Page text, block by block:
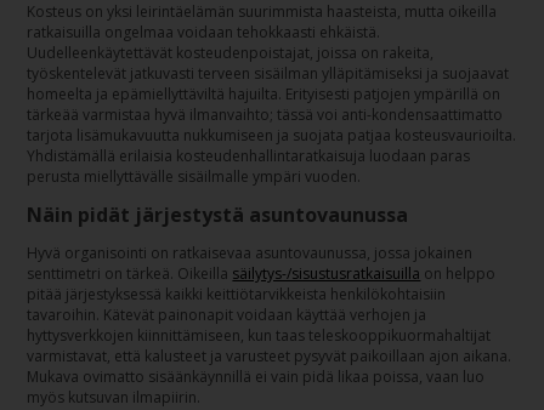
Kosteus on yksi leirintäelämän suurimmista haasteista, mutta oikeilla
ratkaisuilla ongelmaa voidaan tehokkaasti ehkäistä.
Uudelleenkäytettävät kosteudenpoistajat, joissa on rakeita,
työskentelevät jatkuvasti terveen sisäilman ylläpitämiseksi ja suojaavat
homeelta ja epämiellyttäviltä hajuilta. Erityisesti patjojen ympärillä on
tärkeää varmistaa hyvä ilmanvaihto; tässä voi anti-kondensaattimatto
tarjota lisämukavuutta nukkumiseen ja suojata patjaa kosteusvaurioilta.
Yhdistämällä erilaisia kosteudenhallintaratkaisuja luodaan paras
perusta miellyttävälle sisäilmalle ympäri vuoden.
Näin pidät järjestystä asuntovaunussa
Hyvä organisointi on ratkaisevaa asuntovaunussa, jossa jokainen
senttimetri on tärkeä. Oikeilla säilytys-/sisustusratkaisuilla on helppo
pitää järjestyksessä kaikki keittiötarvikkeista henkilökohtaisiin
tavaroihin. Kätevät painonapit voidaan käyttää verhojen ja
hyttysverkkojen kiinnittämiseen, kun taas teleskooppikuormahaltijat
varmistavat, että kalusteet ja varusteet pysyvät paikoillaan ajon aikana.
Mukava ovimatto sisäänkäynnillä ei vain pidä likaa poissa, vaan luo
myös kutsuvan ilmapiirin.